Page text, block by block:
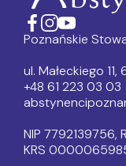
Poznańskie
ul. Małeckiego
+48 61 223 03 03
NIP 7792139756,
KRS